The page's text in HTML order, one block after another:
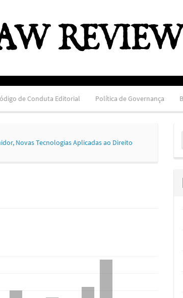
de Conduta Editorial Política de Governança
Novas Tecnologias Aplicadas ao Direito